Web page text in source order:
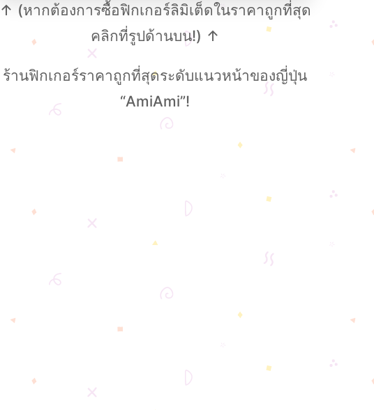
↑ (หากต้องการซื้อฟิกเกอร์ลิมิเต็ดในราคาถูกที่สุด
คลิกที่รูปด้านบน!) ↑
ร้านฟิกเกอร์ราคาถูกที่สุดระดับแนวหน้าของญี่ปุ่น
“AmiAmi”!